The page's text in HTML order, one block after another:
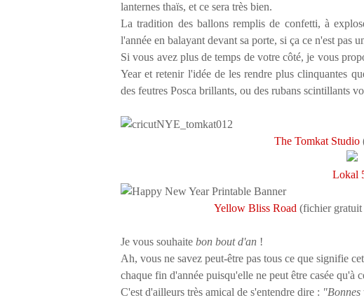
lanternes thaïs, et ce sera très bien.
La tradition des ballons remplis de confetti, à
l'année en balayant devant sa porte, si ça ce n'est pas
Si vous avez plus de temps de votre côté, je vous
Year et retenir l'idée de les rendre plus clinquantes
des feutres Posca brillants, ou des rubans scintillants
The Tomkat Studio
Lokal
Yellow Bliss Road (fichier gratuit
Je vous souhaite bon bout d'an !
Ah, vous ne savez peut-être pas tous ce que signifie
chaque fin d'année puisqu'elle ne peut être casée qu'à
C'est d'ailleurs très amical de s'entendre dire : "